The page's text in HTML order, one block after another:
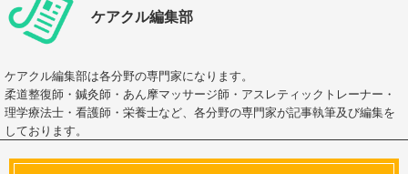
ケアクル編集部
ケアクル編集部は各分野の専門家になります。
柔道整復師・鍼灸師・あん摩マッサージ師・アスレティックトレーナー・
理学療法士・看護師・栄養士など、各分野の専門家が記事執筆及び編集を
しております。